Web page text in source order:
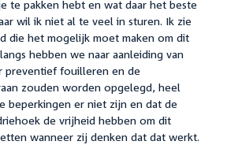
te pakken hebt en wat daar het beste
wil ik niet al te veel in sturen. Ik zie
die het mogelijk moet maken om dit
hebben we naar aanleiding van
preventief fouilleren en de
zouden worden opgelegd, heel
beperkingen er niet zijn en dat de
de vrijheid hebben om dit
wanneer zij denken dat dat werkt.